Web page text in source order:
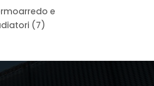
e
(7)